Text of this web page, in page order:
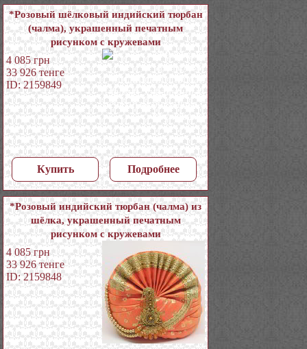
*Розовый шёлковый индийский тюрбан
(чалма), украшенный печатным
рисунком с кружевами
4 085 грн
33 926 тенге
ID: 2159849
Купить Подробнее
*Розовый индийский тюрбан (чалма) из
шёлка, украшенный печатным
рисунком с кружевами
4 085 грн
33 926 тенге
ID: 2159848